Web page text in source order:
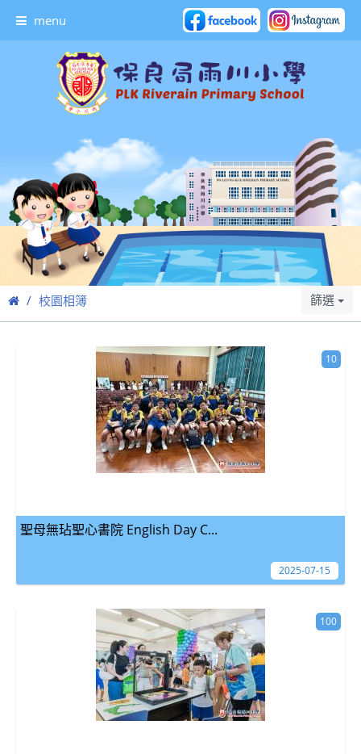
menu
校園相簿 篩選
聖母無玷聖心書院 English Day C...
10
2025-07-15
100